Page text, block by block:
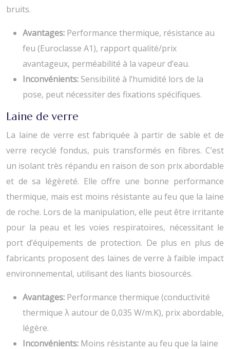
bruits.
Avantages: Performance thermique, résistance au
feu (Euroclasse A1), rapport qualité/prix
avantageux, perméabilité à la vapeur d’eau.
Inconvénients: Sensibilité à l’humidité lors de la
pose, peut nécessiter des fixations spécifiques.
Laine de verre
La laine de verre est fabriquée à partir de sable et de
verre recyclé fondus, puis transformés en fibres. C’est
un isolant très répandu en raison de son prix abordable
et de sa légèreté. Elle offre une bonne performance
thermique, mais est moins résistante au feu que la laine
de roche. Lors de la manipulation, elle peut être irritante
pour la peau et les voies respiratoires, nécessitant le
port d’équipements de protection. De plus en plus de
fabricants proposent des laines de verre à faible impact
environnemental, utilisant des liants biosourcés.
Avantages: Performance thermique (conductivité
thermique λ autour de 0,035 W/m.K), prix abordable,
légère.
Inconvénients: Moins résistante au feu que la laine